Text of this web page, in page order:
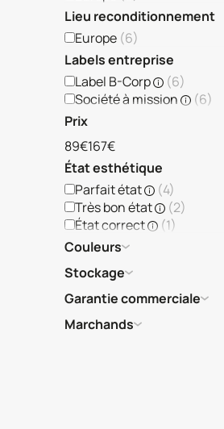
Lieu reconditionnement
Europe (6)
Labels entreprise
Label B-Corp
(6)
Société à mission
(6)
Prix
89€167€
État esthétique
Parfait état
(4)
Très bon état
(2)
État correct
(1)
Couleurs
Stockage
Garantie commerciale
Marchands